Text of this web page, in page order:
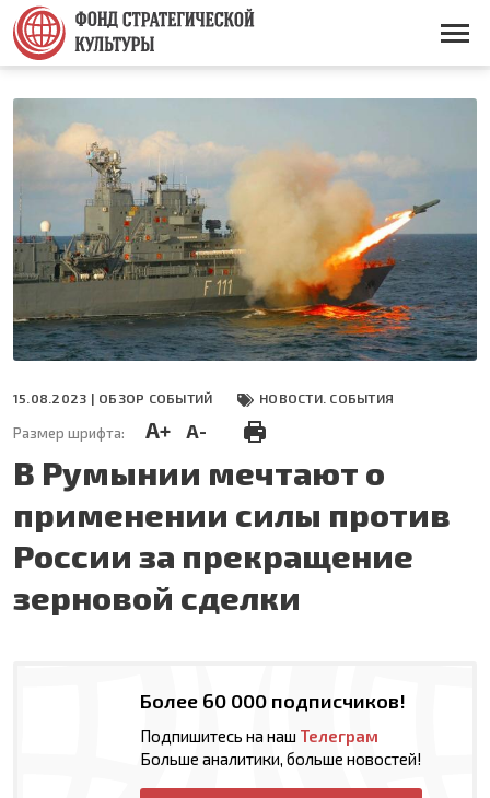
Перейти
основному
содержанию
Основная
15.08.2023 | ОБЗОР СОБЫТИЙ НОВОСТИ. СОБЫТИЯ
Размер шрифта: A+ A-
В Румынии мечтают о
применении силы против
России за прекращение
зерновой сделки
Более 60 000 подписчиков!
Подпишитесь на наш Телеграм
Больше аналитики, больше новостей!